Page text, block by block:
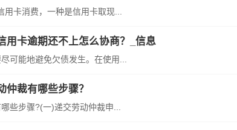
卡消费，一种是信用卡取现...
用卡逾期还不上怎么协商？_信息
可能地避免欠债发生。在使用...
裁有哪些步骤？
些步骤?(一)递交劳动仲裁申...